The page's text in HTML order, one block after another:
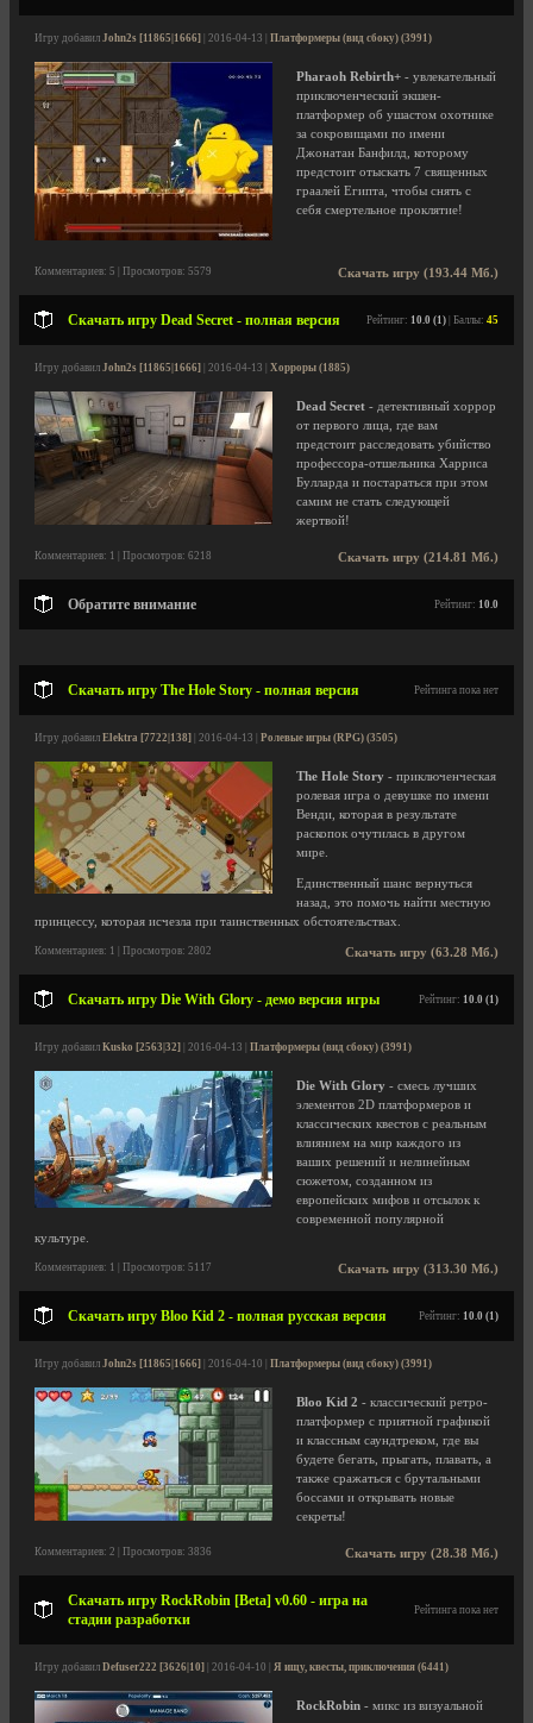
Игру добавил John2s [11865|1666] | 2016-04-13 | Платформеры (вид сбоку) (3991)
Pharaoh Rebirth+ - увлекательный
приключенческий экшен-
платформер об ушастом охотнике
за сокровищами по имени
Джонатан Банфилд, которому
предстоит отыскать 7 священных
граалей Египта, чтобы снять с
себя смертельное проклятие!
Скачать игру (193.44 Мб.)
Комментариев: 5 | Просмотров: 5579
Скачать игру Dead Secret - полная версия Рейтинг: 10.0 (1) | Баллы: 45
Игру добавил John2s [11865|1666] | 2016-04-13 | Хорроры (1885)
Dead Secret - детективный хоррор
от первого лица, где вам
предстоит расследовать убийство
профессора-отшельника Харриса
Булларда и постараться при этом
самим не стать следующей
жертвой!
Скачать игру (214.81 Мб.)
Комментариев: 1 | Просмотров: 6218
Обратите внимание Рейтинг: 10.0
Скачать игру The Hole Story - полная версия Рейтинга пока нет
Игру добавил Elektra [7722|138] | 2016-04-13 | Ролевые игры (RPG) (3505)
The Hole Story - приключенческая
ролевая игра о девушке по имени
Венди, которая в результате
раскопок очутилась в другом
мире.
Единственный шанс вернуться
назад, это помочь найти местную
принцессу, которая исчезла при таинственных обстоятельствах.
Скачать игру (63.28 Мб.)
Комментариев: 1 | Просмотров: 2802
Скачать игру Die With Glory - демо версия игры Рейтинг: 10.0 (1)
Игру добавил Kusko [2563|32] | 2016-04-13 | Платформеры (вид сбоку) (3991)
Die With Glory - смесь лучших
элементов 2D платформеров и
классических квестов с реальным
влиянием на мир каждого из
ваших решений и нелинейным
сюжетом, созданном из
европейских мифов и отсылок к
современной популярной
культуре.
Скачать игру (313.30 Мб.)
Комментариев: 1 | Просмотров: 5117
Скачать игру Bloo Kid 2 - полная русская версия Рейтинг: 10.0 (1)
Игру добавил John2s [11865|1666] | 2016-04-10 | Платформеры (вид сбоку) (3991)
Bloo Kid 2 - классический ретро-
платформер с приятной графикой
и классным саундтреком, где вы
будете бегать, прыгать, плавать, а
также сражаться с брутальными
боссами и открывать новые
секреты!
Скачать игру (28.38 Мб.)
Комментариев: 2 | Просмотров: 3836
Скачать игру RockRobin [Beta] v0.60 - игра на
стадии разработки
Рейтинга пока нет
Игру добавил Defuser222 [3626|10] | 2016-04-10 | Я ищу, квесты, приключения (6441)
RockRobin - микс из визуальной